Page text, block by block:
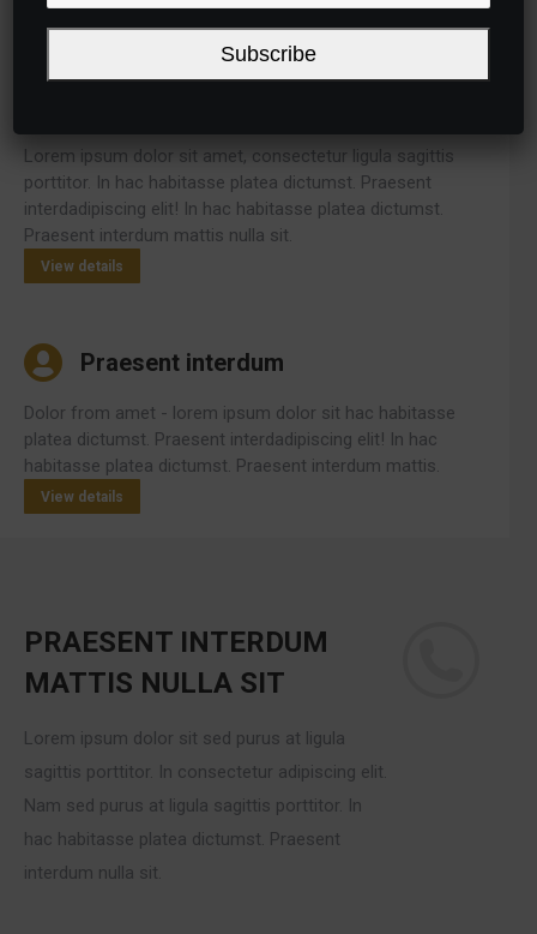
View details
Lorem ipsum dolor sit amet, consectetur ligula sagittis
porttitor. In hac habitasse platea dictumst. Praesent
interdadipiscing elit! In hac habitasse platea dictumst.
Praesent interdum mattis nulla sit.
View details
Praesent interdum
Dolor from amet - lorem ipsum dolor sit hac habitasse
platea dictumst. Praesent interdadipiscing elit! In hac
habitasse platea dictumst. Praesent interdum mattis.
View details
PRAESENT INTERDUM
MATTIS NULLA SIT
Lorem ipsum dolor sit sed purus at ligula
sagittis porttitor. In consectetur adipiscing elit.
Nam sed purus at ligula sagittis porttitor. In
hac habitasse platea dictumst. Praesent
interdum nulla sit.
Subscribe